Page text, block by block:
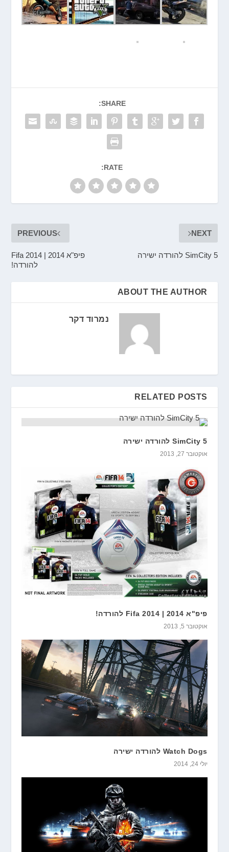
SHARE:
RATE:
PREVIOUS
פיפ"א 2014 | Fifa 2014
להורדה!
NEXT
SimCity 5 להורדה ישירה
ABOUT THE AUTHOR
נמרוד דקר
RELATED POSTS
SimCity 5 להורדה ישירה
אוקטובר 27, 2013
פיפ"א 2014 | Fifa 2014 להורדה!
אוקטובר 5, 2013
Watch Dogs להורדה ישירה
יולי 24, 2014